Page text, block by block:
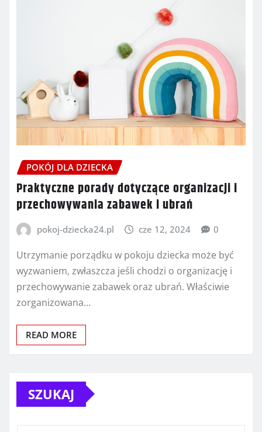
POKÓJ DLA DZIECKA
Praktyczne porady dotyczące organizacji i
przechowywania zabawek i ubrań
pokoj-dziecka24.pl cze 12, 2024 0
Utrzymanie porządku w pokoju dziecka może być
wyzwaniem, zwłaszcza jeśli chodzi o organizację i
przechowywanie zabawek oraz ubrań. Właściwie
zorganizowana…
READ MORE
SZUKAJ